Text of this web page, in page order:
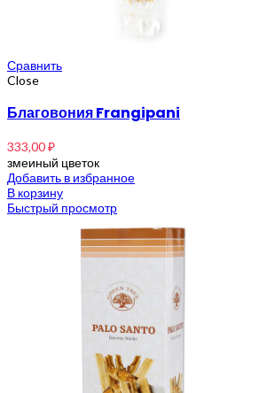
Сравнить
Close
Благовония Frangipani
333,00₽
змеиный цветок
Добавить в избранное
В корзину
Быстрый просмотр